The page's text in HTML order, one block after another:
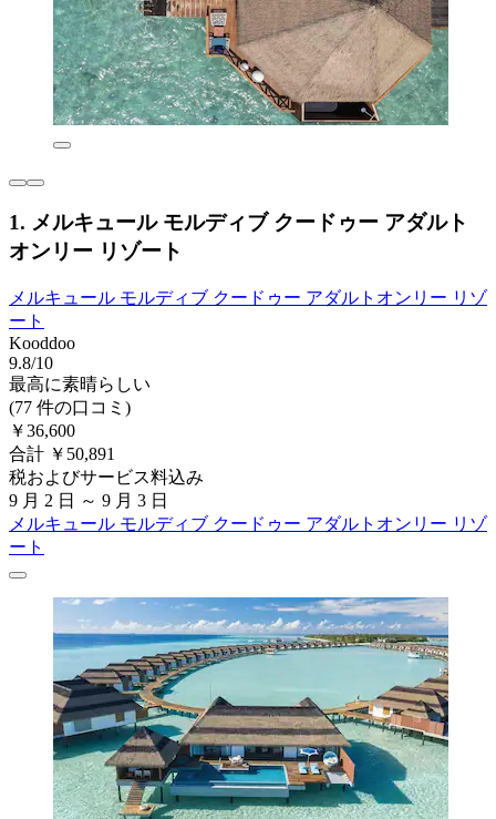
1. メルキュール モルディブ クードゥー アダルト
オンリー リゾート
メルキュール モルディブ クードゥー アダルトオンリー リゾ
ート
Kooddoo
9.8/10
最高に素晴らしい
(77 件の口コミ)
￥36,600
合計 ￥50,891
税およびサービス料込み
9 月 2 日 ～ 9 月 3 日
メルキュール モルディブ クードゥー アダルトオンリー リゾ
ート